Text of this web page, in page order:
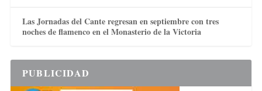
Las Jornadas del Cante regresan en septiembre con tres
noches de flamenco en el Monasterio de la Victoria
PUBLICIDAD